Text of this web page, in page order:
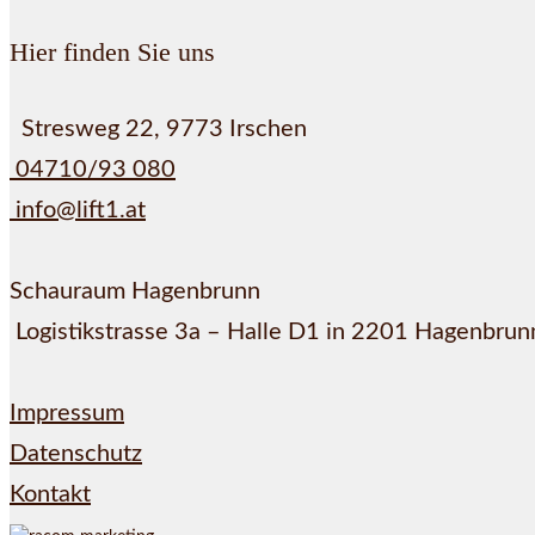
Hier finden Sie uns
Stresweg 22, 9773 Irschen
04710/93 080
info@lift1.at
Schauraum Hagenbrunn
Logistikstrasse 3a – Halle D1 in 2201
Impressum
Datenschutz
Kontakt